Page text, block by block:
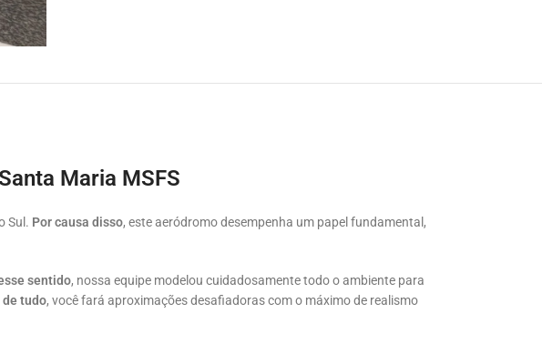
Maria MSFS
Sul. Por causa disso, este aeródromo desempenha um papel fundamental,
sentido, nossa equipe modelou cuidadosamente todo o ambiente para
de tudo, você fará aproximações desafiadoras com o máximo de realismo